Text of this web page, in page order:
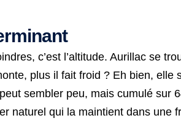
c’est l’altitude. Aurillac se
plus il fait froid ? Eh bien,
sembler peu, mais cumulé
naturel qui la maintient dans une